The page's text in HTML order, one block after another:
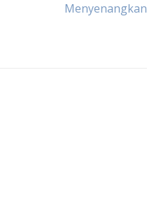
Menyenangkan